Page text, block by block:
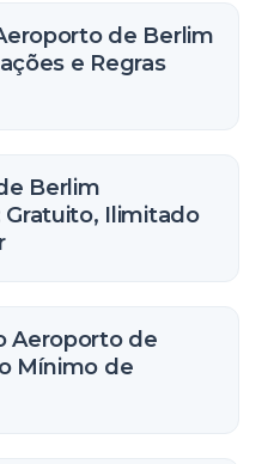
de Berlim
e Regras
Berlim
Gratuito, Ilimitado
Aeroporto de
Mínimo de